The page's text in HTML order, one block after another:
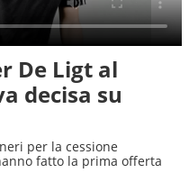
De Ligt al
decisa su
per la cessione
fatto la prima offerta